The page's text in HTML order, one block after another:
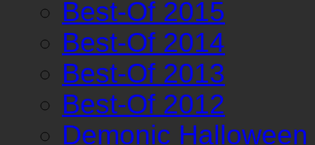
Best-Of 2015
Best-Of 2014
Best-Of 2013
Best-Of 2012
Demonic Halloween